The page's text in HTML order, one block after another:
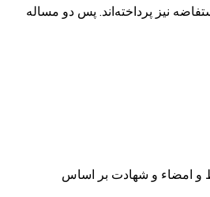
نیز پرداخته‌اند. پس دو مساله
خط و امضاء‌ و شهادت بر اساس